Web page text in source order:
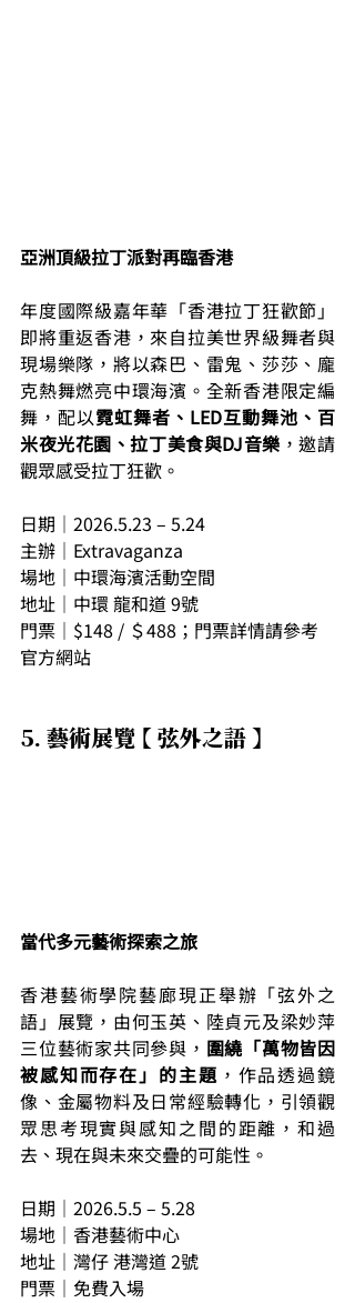
亞洲頂級拉丁派對再臨香港
年度國際級嘉年華「香港拉丁狂歡節」
即將重返香港，來自拉美世界級舞者與
現場樂隊，將以森巴、雷鬼、莎莎、龐
克熱舞燃亮中環海濱。全新香港限定編
舞，配以霓虹舞者、LED互動舞池、百
米夜光花園、拉丁美食與DJ音樂 ，邀請
觀眾感受拉丁狂歡。
日期｜2026.5.23 – 5.24
主辦｜Extravaganza
場地｜中環海濱活動空間
地址｜中環 龍和道 9號
門票｜$148 / ＄488；門票詳情請參考
官方網站
5. 藝術展覽 【 弦外之語 】
當代多元藝術探索之旅
香港藝術學院藝廊現正舉辦「弦外之
語」展覽，由何玉英、陸貞元及梁妙萍
三位藝術家共同參與， 圍繞「萬物皆因
被感知而存在」的主題 ，作品透過鏡
像、金屬物料及日常經驗轉化，引領觀
眾思考現實與感知之間的距離，和過
去、現在與未來交疊的可能性。
日期｜2026.5.5 – 5.28
場地｜香港藝術中心
地址｜灣仔 港灣道 2號
門票｜免費入場